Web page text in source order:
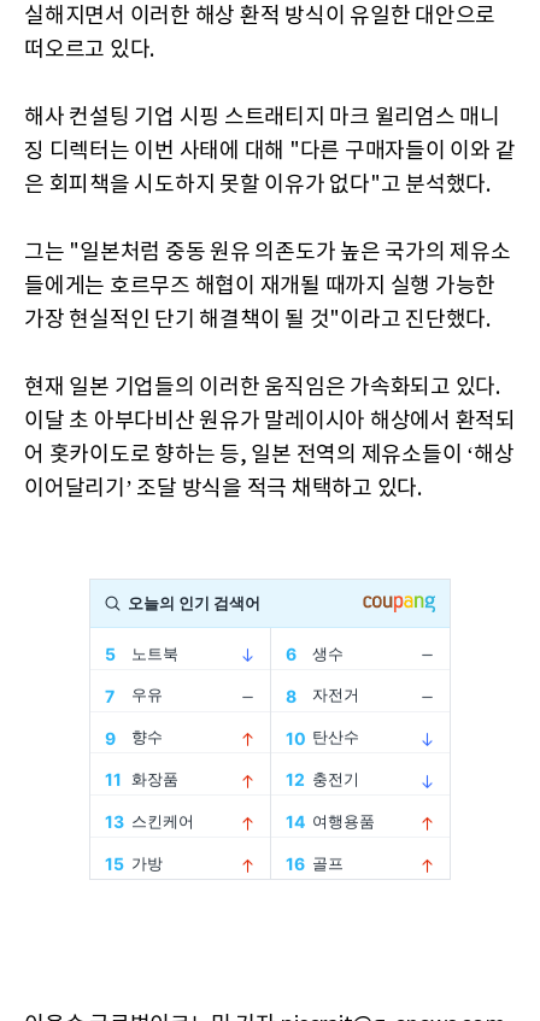
실해지면서 이러한 해상 환적 방식이 유일한 대안으로
떠오르고 있다.
해사 컨설팅 기업 시핑 스트래티지 마크 윌리엄스 매니
징 디렉터는 이번 사태에 대해 "다른 구매자들이 이와 같
은 회피책을 시도하지 못할 이유가 없다"고 분석했다.
그는 "일본처럼 중동 원유 의존도가 높은 국가의 제유소
들에게는 호르무즈 해협이 재개될 때까지 실행 가능한
가장 현실적인 단기 해결책이 될 것"이라고 진단했다.
현재 일본 기업들의 이러한 움직임은 가속화되고 있다.
이달 초 아부다비산 원유가 말레이시아 해상에서 환적되
어 홋카이도로 향하는 등, 일본 전역의 제유소들이 ‘해상
이어달리기’ 조달 방식을 적극 채택하고 있다.